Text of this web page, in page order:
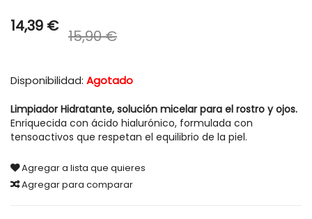
14,39 €
15,90 €
Disponibilidad: Agotado
Limpiador Hidratante, solución micelar para el rostro y ojos.
Enriquecida con ácido hialurónico, formulada con
tensoactivos que respetan el equilibrio de la piel.
Agregar a lista que quieres
Agregar para comparar